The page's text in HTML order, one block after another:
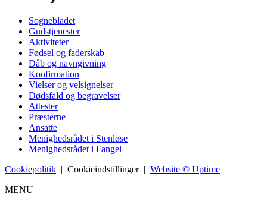
Sognebladet
Gudstjenester
Aktiviteter
Fødsel og faderskab
Dåb og navngivning
Konfirmation
Vielser og velsignelser
Dødsfald og begravelser
Attester
Præsterne
Ansatte
Menighedsrådet i Stenløse
Menighedsrådet i Fangel
Cookiepolitik | Cookieindstillinger| Website © Uptime
MENU